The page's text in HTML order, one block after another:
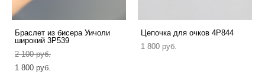
Браслет из бисера Уичоли
широкий 3P539
2 100 pуб.
1 800 pуб.
Цепочка для очков 4P844
1 800 pуб.